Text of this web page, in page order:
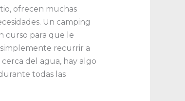
ofrecen muchas
Un camping
curso para que le
recurrir a
del agua, hay algo
todas las